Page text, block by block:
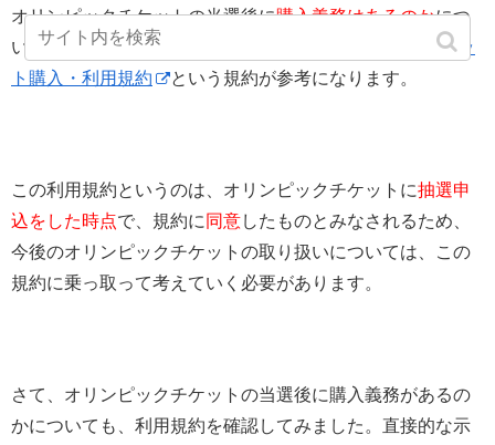
オリンピックチケットの当選後に購入義務はあるのかにつ
いては、オリンピック公式ホームページの
東京2020チケッ
ト購入・利用規約
という規約が参考になります。
この利用規約というのは、オリンピックチケットに抽選申
込をした時点で、規約に 同意したものとみなされるため、
今後のオリンピックチケットの取り扱いについては、この
規約に乗っ取って考えていく必要があります。
さて、オリンピックチケットの当選後に購入義務があるの
かについても、利用規約を確認してみました。直接的な示